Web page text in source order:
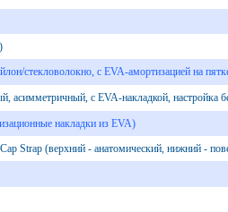
стекловолокно, с EVA-амортизацией на
асимметричный, с EVA-накладкой, настройка
накладки из EVA)
Strap (верхний - анатомический, нижний -